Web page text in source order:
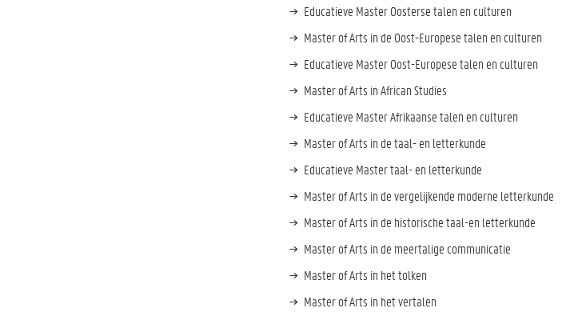
Educatieve Master Oosterse talen en culturen
Master of Arts in de Oost-Europese talen en culturen
Educatieve Master Oost-Europese talen en culturen
Master of Arts in African Studies
Educatieve Master Afrikaanse talen en culturen
Master of Arts in de taal- en letterkunde
Educatieve Master taal- en letterkunde
Master of Arts in de vergelijkende moderne letterkunde
Master of Arts in de historische taal-en letterkunde
Master of Arts in de meertalige communicatie
Master of Arts in het tolken
Master of Arts in het vertalen